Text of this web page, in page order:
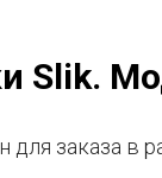
Slik.
для заказа в